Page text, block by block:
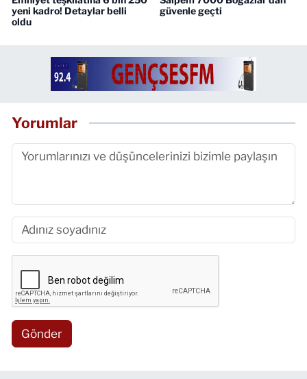
yeni kadro! Detaylar belli
oldu
güvenle geçti
Yorumlar
Gönder